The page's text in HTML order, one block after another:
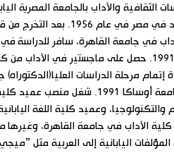
الثقافية والآداب بالجامعة المصرية
الفكر الياباني. ولد في مصر في عام
في جامعة القاهرة، سافر للدراسة
1978 وحتى عام 1991. حصل على ماجستير في
دكتوراه الآداب جامعة أوساكا 1991.
والتكنولوجيا، وعميد كلية اللغة
الآداب في جامعة القاهرة، وغيرها
المؤلفات اليابانية إلى العربية مثل